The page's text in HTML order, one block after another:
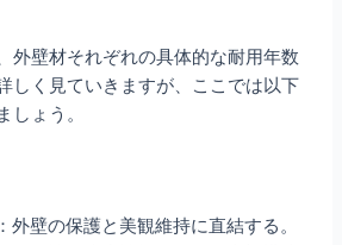
外壁材それぞれの具体的な耐用年数
しく見ていきますが、ここでは以下
ょう。
外壁の保護と美観維持に直結する。